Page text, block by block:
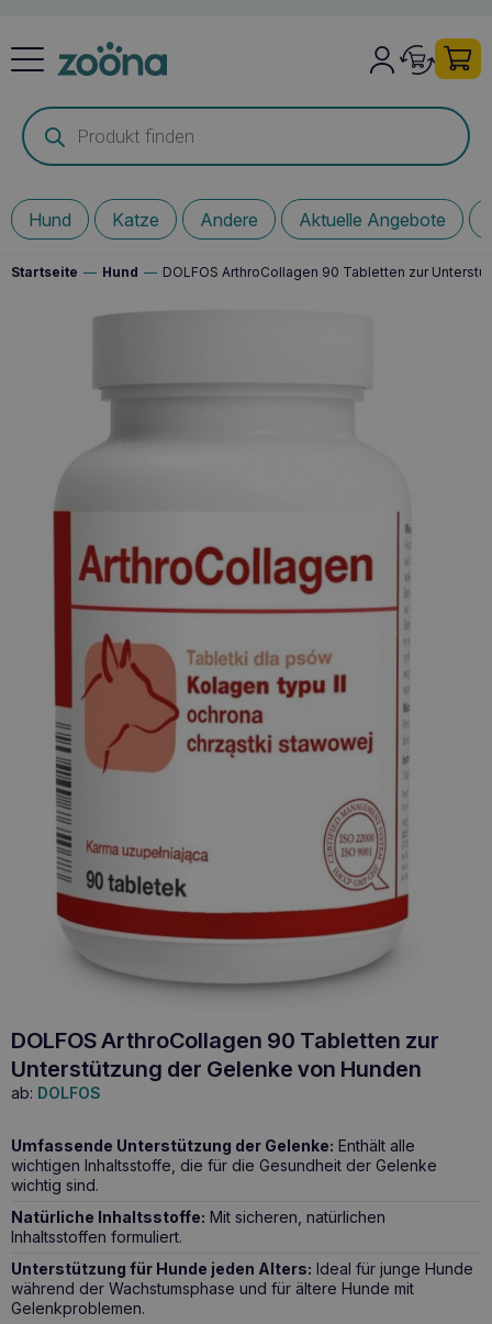
Products
search
Hund Katze Andere Aktuelle Angebote
Startseite — Hund — DOLFOS ArthroCollagen 90 Tabletten zur
DOLFOS ArthroCollagen 90 Tabletten zur
Unterstützung der Gelenke von Hunden
ab: DOLFOS
Umfassende Unterstützung der Gelenke: Enthält alle
wichtigen Inhaltsstoffe, die für die Gesundheit der Gelenke
wichtig sind.
Natürliche Inhaltsstoffe: Mit sicheren, natürlichen
Inhaltsstoffen formuliert.
Unterstützung für Hunde jeden Alters: Ideal für junge Hunde
während der Wachstumsphase und für ältere Hunde mit
Gelenkproblemen.